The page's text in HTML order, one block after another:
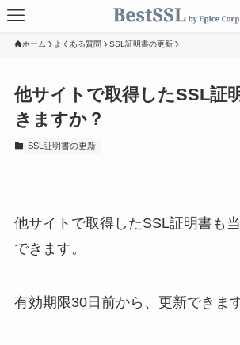
ホーム よくある質問 SSL証明書の更新
他サイトで取得したSSL証
きますか？
SSL証明書の更新
他サイトで取得したSSL証明書も
できます。
有効期限30日前から、更新できます